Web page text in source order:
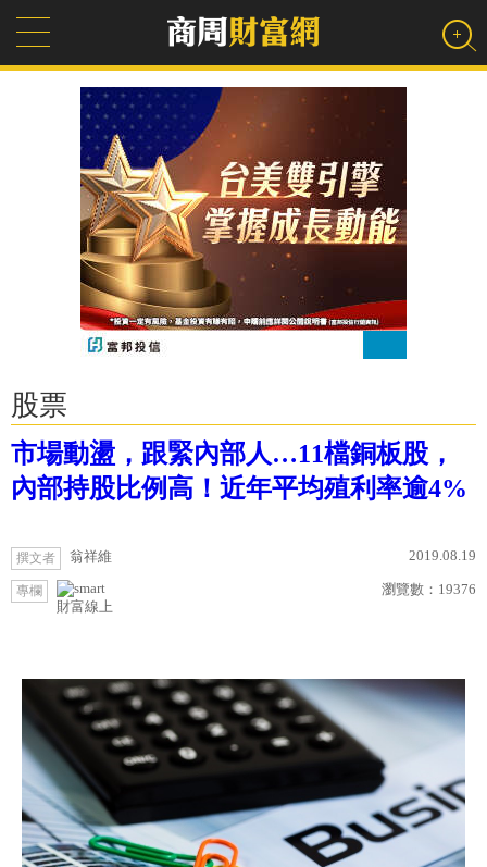
股票
市場動盪，跟緊內部人…11檔銅板股，
內部持股比例高！近年平均殖利率逾4%
撰文者 翁祥維 2019.08.19
專欄
財富線上
瀏覽數： 19376